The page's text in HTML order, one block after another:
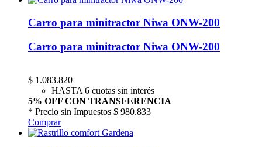
Carro para minitractor Niwa ONW-200
Carro para minitractor Niwa ONW-200
$ 1.083.820
HASTA 6 cuotas sin interés
5% OFF CON TRANSFERENCIA
* Precio sin Impuestos $ 980.833
Comprar